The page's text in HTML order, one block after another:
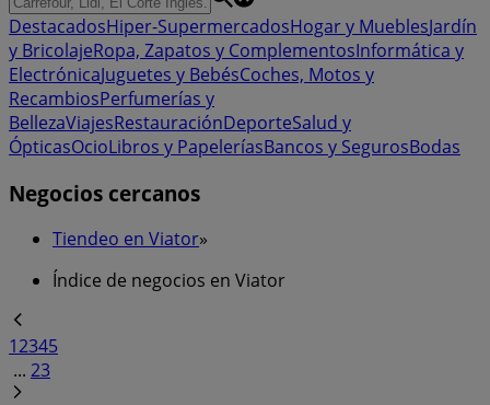
DestacadosHiper-SupermercadosHogar y MueblesJardín
y BricolajeRopa, Zapatos y ComplementosInformática y
ElectrónicaJuguetes y BebésCoches, Motos y
RecambiosPerfumerías y
BellezaViajesRestauraciónDeporteSalud y
ÓpticasOcioLibros y PapeleríasBancos y SegurosBodas
Negocios cercanos
Tiendeo en Viator»
Índice de negocios en Viator
12345
... 23